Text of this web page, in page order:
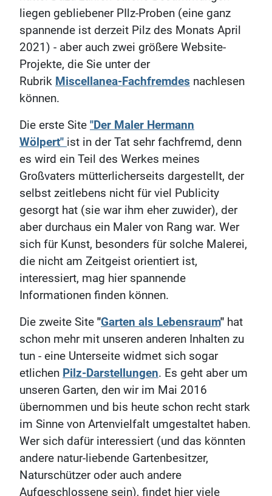
liegen gebliebener PIlz-Proben (eine ganz
spannende ist derzeit Pilz des Monats April
2021) - aber auch zwei größere Website-
Projekte, die Sie unter der
Rubrik Miscellanea-Fachfremdes nachlesen
können.
Die erste Site "Der Maler Hermann
Wölpert" ist in der Tat sehr fachfremd, denn
es wird ein Teil des Werkes meines
Großvaters mütterlicherseits dargestellt, der
selbst zeitlebens nicht für viel Publicity
gesorgt hat (sie war ihm eher zuwider), der
aber durchaus ein Maler von Rang war. Wer
sich für Kunst, besonders für solche Malerei,
die nicht am Zeitgeist orientiert ist,
interessiert, mag hier spannende
Informationen finden können.
Die zweite Site "Garten als Lebensraum" hat
schon mehr mit unseren anderen Inhalten zu
tun - eine Unterseite widmet sich sogar
etlichen Pilz-Darstellungen. Es geht aber um
unseren Garten, den wir im Mai 2016
übernommen und bis heute schon recht stark
im Sinne von Artenvielfalt umgestaltet haben.
Wer sich dafür interessiert (und das könnten
andere natur-liebende Gartenbesitzer,
Naturschützer oder auch andere
Aufgeschlossene sein), findet hier viele